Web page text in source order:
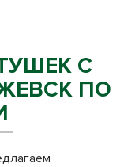
С
ПО